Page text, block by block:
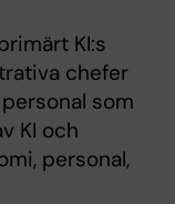
KI:s
chefer
som
KI och
personal,